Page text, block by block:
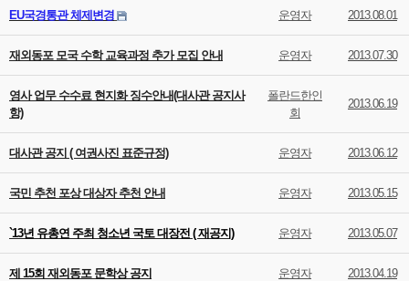
EU국경통관 체제변경 운영자 2013.08.01
재외동포 모국 수학 교육과정 추가 모집 안내 운영자 2013.07.30
영사 업무 수수료 현지화 징수안내(대사관 공지사
항)
폴란드한인
회
2013.06.19
대사관 공지 ( 여권사진 표준규정) 운영자 2013.06.12
국민 추천 포상 대상자 추천 안내 운영자 2013.05.15
`13년 유총연 주최 청소년 국토 대장전 ( 재공지) 운영자 2013.05.07
제 15회 재외동포 문학상 공지 운영자 2013.04.19